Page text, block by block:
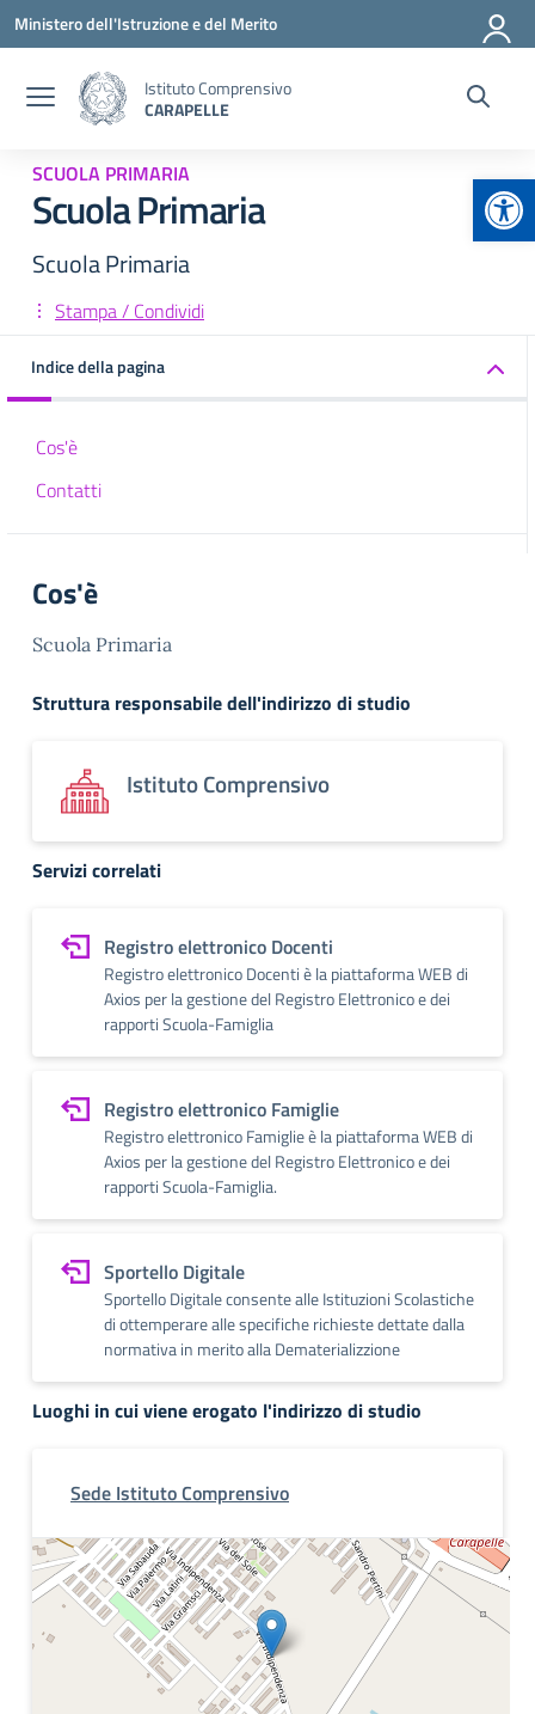
Vai ai contenuti
Vai al menu di navigazione
Vai al footer
Ministero dell'Istruzione e del Merito
Istituto Comprensivo
CARAPELLE
SCUOLA PRIMARIA
Scuola Primaria
Scuola Primaria
Stampa / Condividi
Indice della pagina
Cos'è
Contatti
Cos'è
Scuola Primaria
Struttura responsabile dell'indirizzo di studio
Istituto Comprensivo
Servizi correlati
Registro elettronico Docenti
Registro elettronico Docenti è la piattaforma WEB di
Axios per la gestione del Registro Elettronico e dei
rapporti Scuola-Famiglia
Registro elettronico Famiglie
Registro elettronico Famiglie è la piattaforma WEB di
Axios per la gestione del Registro Elettronico e dei
rapporti Scuola-Famiglia.
Sportello Digitale
Sportello Digitale consente alle Istituzioni Scolastiche
di ottemperare alle specifiche richieste dettate dalla
normativa in merito alla Dematerializzione
Luoghi in cui viene erogato l'indirizzo di studio
Sede Istituto Comprensivo